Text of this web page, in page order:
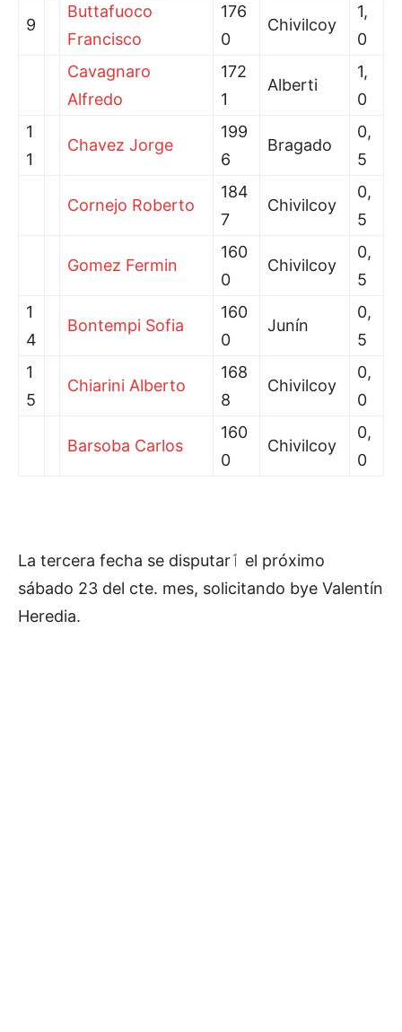
9
Buttafuoco
Francisco
176
0
Chivilcoy
1,
0
Cavagnaro
Alfredo
172
1
Alberti
1,
0
1
1
Chavez Jorge
199
6
Bragado
0,
5
Cornejo Roberto
184
7
Chivilcoy
0,
5
Gomez Fermin
160
0
Chivilcoy
0,
5
1
4
Bontempi Sofia
160
0
Junín
0,
5
1
5
Chiarini Alberto
168
8
Chivilcoy
0,
0
Barsoba Carlos
160
0
Chivilcoy
0,
0
La tercera fecha se disputarٲ el próximo
sábado 23 del cte. mes, solicitando bye Valentín
Heredia.